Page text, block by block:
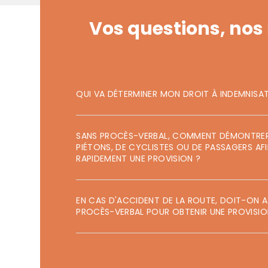
Vos questions,
QUI VA DÉTERMINER MON DROIT À
SANS PROCÈS-VERBAL, COMMENT
PIÉTONS, DE CYCLISTES OU DE PASSAGERS
RAPIDEMENT UNE PROVISION ?
EN CAS D'ACCIDENT DE LA ROUTE, DOIT-ON
PROCÈS-VERBAL POUR OBTENIR UNE
J’ai